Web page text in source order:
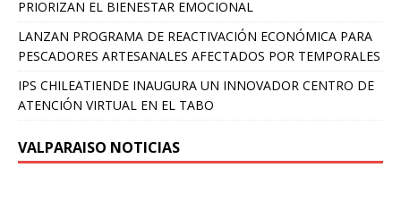
PRIORIZAN EL BIENESTAR EMOCIONAL
LANZAN PROGRAMA DE REACTIVACIÓN ECONÓMICA PARA
PESCADORES ARTESANALES AFECTADOS POR TEMPORALES
IPS CHILEATIENDE INAUGURA UN INNOVADOR CENTRO DE
ATENCIÓN VIRTUAL EN EL TABO
VALPARAISO NOTICIAS